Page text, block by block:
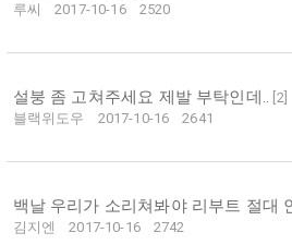
루씨
2017-10-16 2520
설붕 좀 고쳐주세요 제발 부탁인데.. 2]
블랙위도우
2017-10-16 2641
백날 우리가 소리쳐봐야 리부트 절대
김지엔
2017-10-16 2742